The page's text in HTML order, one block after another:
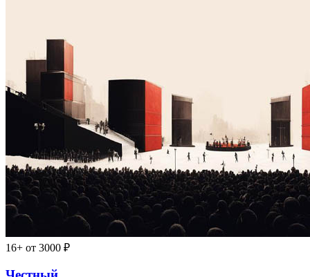
16+ от 3000 ₽